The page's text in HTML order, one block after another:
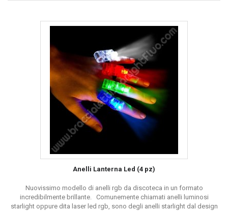
anelli si vendono con lebatterie incorporate, così che non dovrai
preoccuparti di nulla; semplicemente indossarli e illuminare le tue mani.
Inoltre siccome questi prodotti contengono all'interno una lampadina
led la durata della luce è dioltre 12 oreconsecutive.
Per la tua prossima festa procurati la tua scorta di anelli luccicanti e
sprigiona luminosità e coloredurante l'evento.
Ricorda inoltre che più compri e meno spendi! Per grandi volumi di
il prezzo scende!
Anelli Lanterna Led (4 pz)
Nuovissimo modello di anelli rgb da discoteca in un formato
incredibilmente brillante. Comunemente chiamati anelli luminosi
starlight oppure dita laser led rgb, sono degli anelli starlight dal design